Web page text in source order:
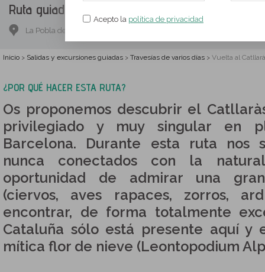
Acepto la política de privacidad
Ruta guiada.
La Pobla de Lillet, Berguedá, Barcelona
Inicio > Salidas y excursiones guiadas > Travesías de varios días > Vuelta al
¿POR QUÉ HACER ESTA RUTA?
Os proponemos descubrir el
privilegiado y muy singular en
Barcelona. Durante esta ruta nos
nunca conectados con la
oportunidad de admirar una
(ciervos, aves rapaces, zorros,
encontrar, de forma totalmente
Cataluña sólo está presente aquí y
mítica flor de nieve (Leontopodium